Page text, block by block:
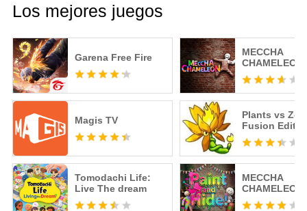
Los mejores juegos
Garena Free Fire
Magis TV
Tomodachi Life:
Live The dream
MECCHA
CHAMELEON
Plants vs
Fusion
MECCHA
CHAMELEON